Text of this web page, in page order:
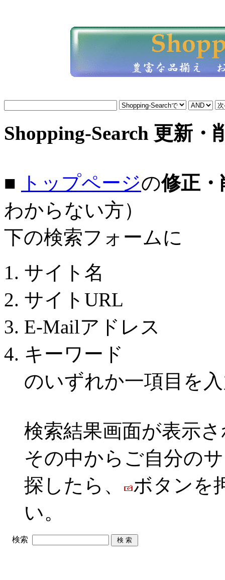
Shopping-Search 更新・
■ トップページの修正・
わからない方）
下の検索フォームに
サイト名
サイトURL
E-Mailアドレス
キーワード
のいずれか一項目を
検索結果画面が表示
その中からご自分の
探したら、
ボタンを
い。
検索